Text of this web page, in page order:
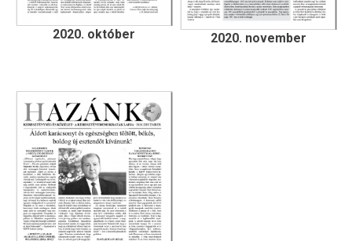
2020. október 2020. november